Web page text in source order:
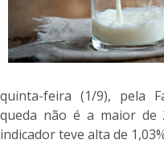
quinta-feira (1/9), pela
queda não é a maior de
indicador teve alta de